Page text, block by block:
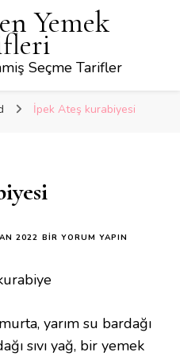
Yemek
Seçme Tarifler
İpek Ateş kurabiyesi
2022 İPEK
IÇIN
BIR YORUM YAPIN
yarım su bardağı
sıvı yağ, bir yemek